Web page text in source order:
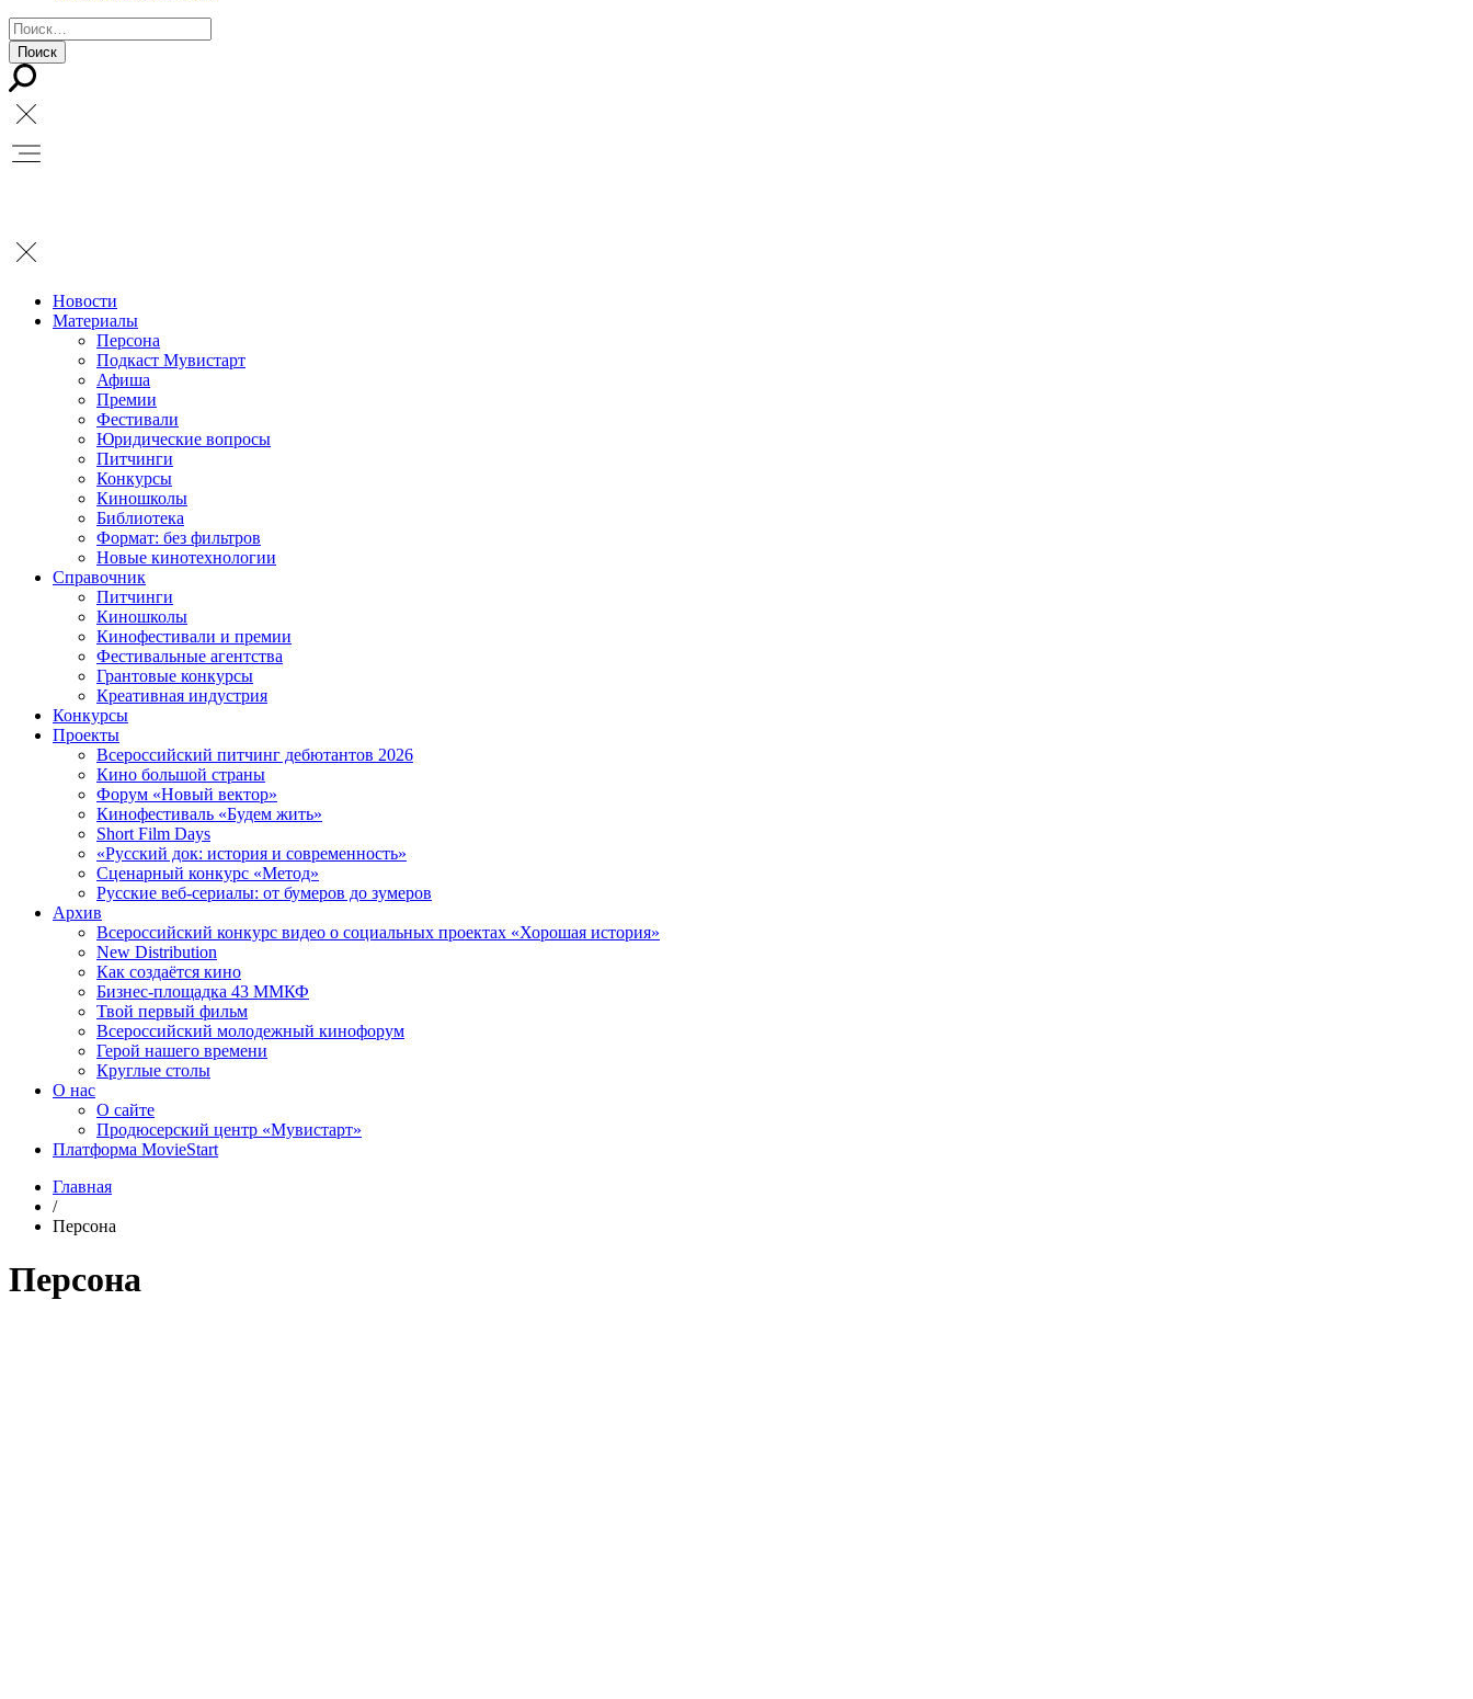
Новости
Материалы
Персона
Подкаст Мувистарт
Афиша
Премии
Фестивали
Юридические вопросы
Питчинги
Конкурсы
Киношколы
Библиотека
Формат: без фильтров
Новые кинотехнологии
Справочник
Питчинги
Киношколы
Кинофестивали и премии
Фестивальные агентства
Грантовые конкурсы
Креативная индустрия
Конкурсы
Проекты
Всероссийский питчинг дебютантов 2026
Кино большой страны
Форум «Новый вектор»
Кинофестиваль «Будем жить»
Short Film Days
«Русский док: история и современность»
Сценарный конкурс «Метод»
Русские веб-сериалы: от бумеров до зумеров
Архив
Всероссийский конкурс видео о социальных проектах «Хорошая история»
New Distribution
Как создаётся кино
Бизнес-площадка 43 ММКФ
Твой первый фильм
Всероссийский молодежный кинофорум
Герой нашего времени
Круглые столы
О нас
О сайте
Продюсерский центр «Мувистарт»
Платформа MovieStart
Главная
/
Персона
Персона